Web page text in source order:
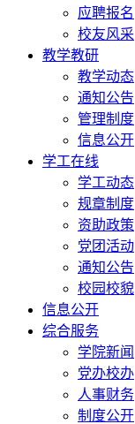
应聘报名
校友风采
教学教研
教学动态
通知公告
管理制度
信息公开
学工在线
学工动态
规章制度
资助政策
党团活动
通知公告
校园校貌
信息公开
综合服务
学院新闻
党办校办
人事财务
制度公开